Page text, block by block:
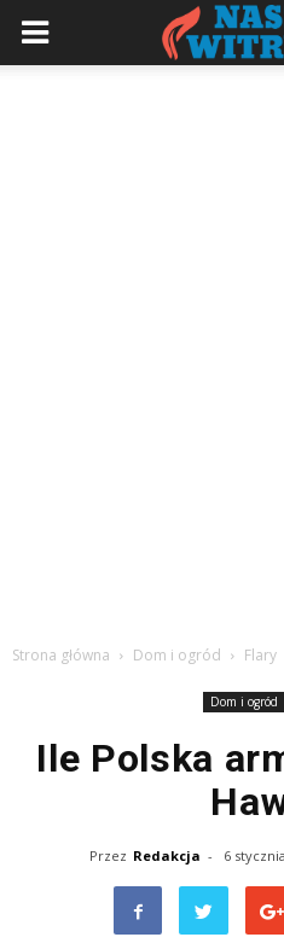
Strona główna Dom i ogród Flary
Dom i ogród
Ile Polska
Przez Redakcja - 6